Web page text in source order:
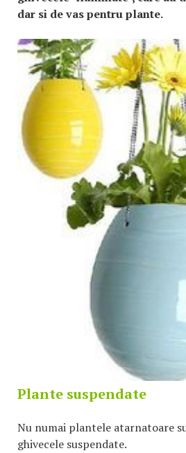
dar si de vas pentru plante.
Plante suspendate
Nu numai plantele atarnatoare
ghivecele suspendate.